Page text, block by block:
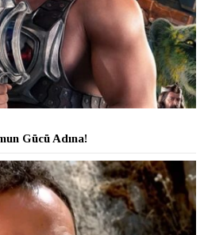
Gücü Adına!